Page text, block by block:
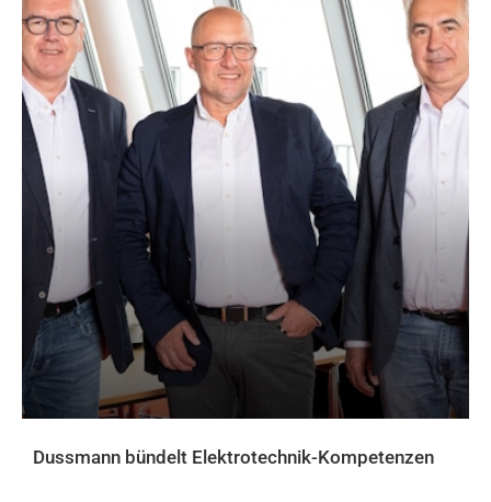
Dussmann bündelt Elektrotechnik-Kompetenzen